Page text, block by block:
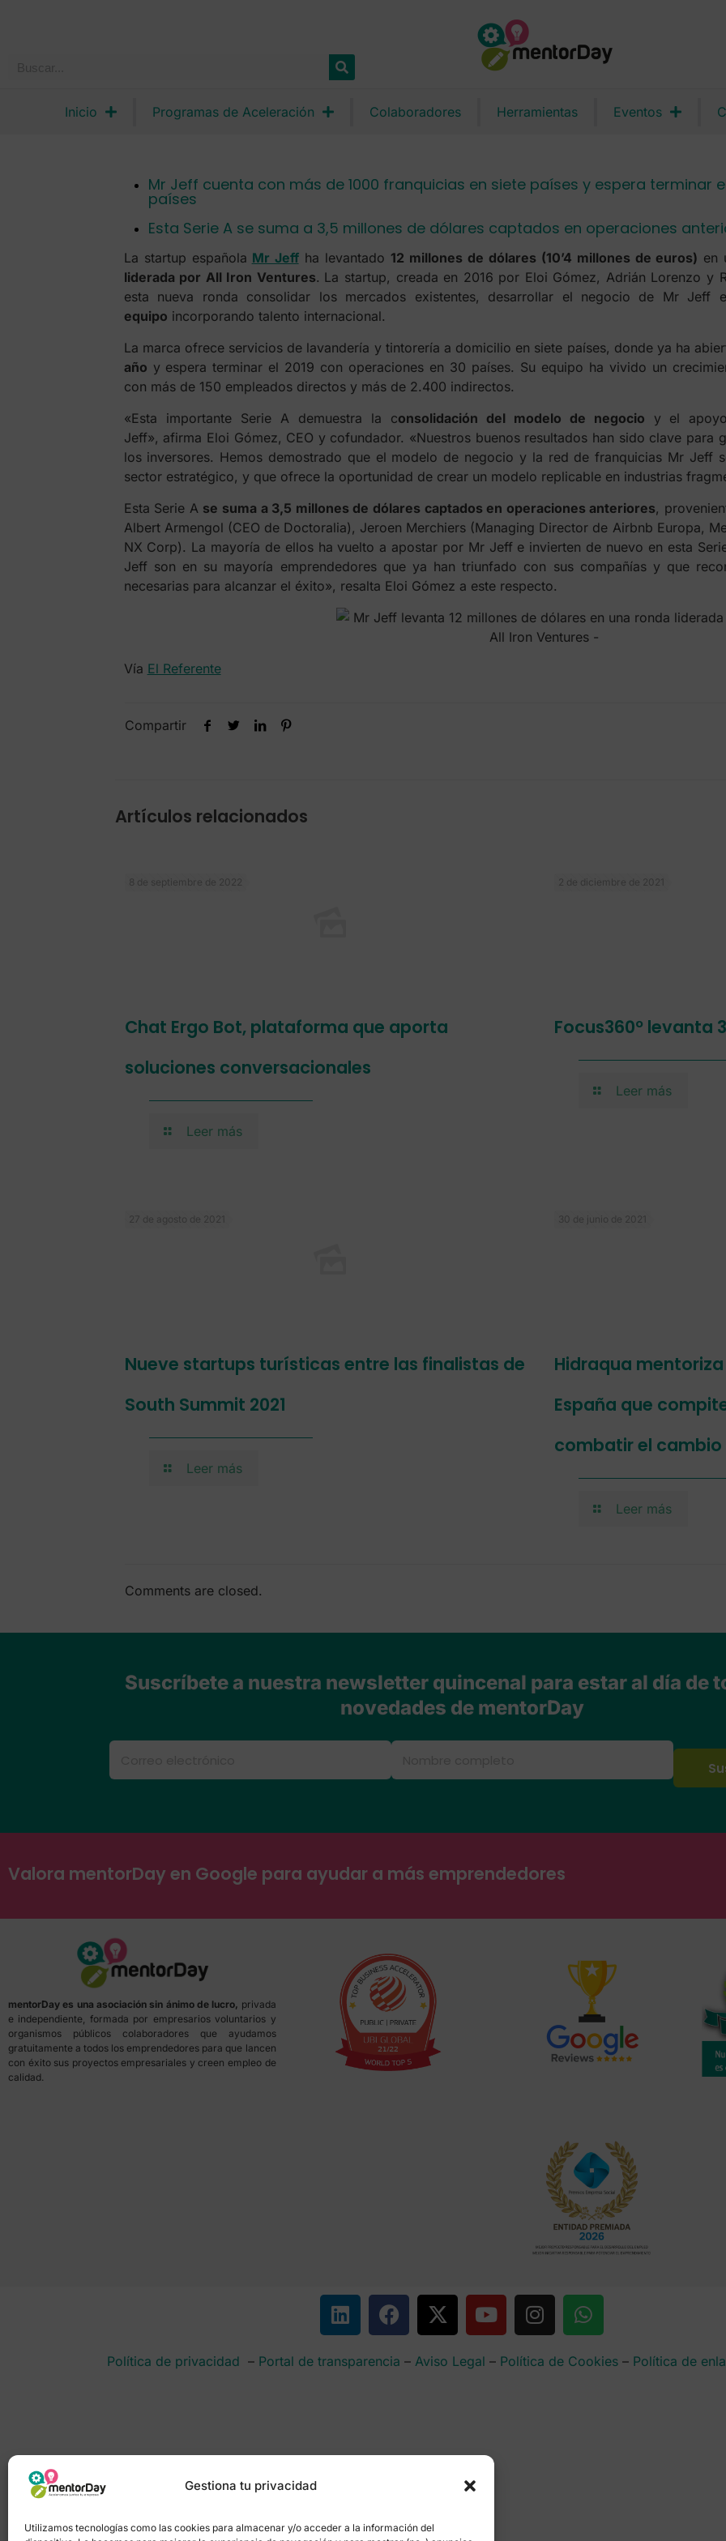
Gestiona tu privacidad
Utilizamos tecnologías como las cookies para almacenar y/o acceder a la información del
Inicio Programas de Aceleración Colaboradores Herramientas Eventos
Mr Jeff cuenta con más de 1000 franquicias en siete países y espera terminar
países
Esta Serie A se suma a 3,5 millones de dólares captados en operaciones
La startup española Mr Jeffha levantado 12 millones de dólares (10’4 millones de euros) en
liderada por All Iron Ventures. La startup, creada en 2016 por Eloi Gómez, Adrián Lorenzo y
esta nueva ronda consolidar los mercados existentes, desarrollar el negocio de Mr Jeff
equipo incorporando talento internacional.
La marca ofrece servicios de lavandería y tintorería a domicilio en siete países, donde ya ha
año y espera terminar el 2019 con operaciones en 30 países. Su equipo ha vivido un
con más de 150 empleados directos y más de 2.400 indirectos.
«Esta importante Serie A demuestra la consolidación del modelo de negocio y el
Jeff», afirma Eloi Gómez, CEO y cofundador. «Nuestros buenos resultados han sido clave para
los inversores. Hemos demostrado que el modelo de negocio y la red de franquicias Mr Jeff
sector estratégico, y que ofrece la oportunidad de crear un modelo replicable en industrias
Esta Serie A se suma a 3,5 millones de dólares captados en operaciones anteriores,
Albert Armengol (CEO de Doctoralia), Jeroen Merchiers (Managing Director de Airbnb Europa,
NX Corp). La mayoría de ellos ha vuelto a apostar por Mr Jeff e invierten de nuevo en esta
Jeff son en su mayoría emprendedores que ya han triunfado con sus compañías y que
necesarias para alcanzar el éxito», resalta Eloi Gómez a este respecto.
Vía El Referente
Compartir
Artículos relacionados
8 de septiembre de 2022
Chat Ergo Bot, plataforma que aporta
soluciones conversacionales
Leer más
2 de diciembre de 2021
Focus360º levanta
Leer más
27 de agosto de 2021
Nueve startups turísticas entre las finalistas de
South Summit 2021
Leer más
30 de junio de 2021
Hidraqua
España que
combatir el
Leer más
Comments are closed.
Suscríbete a nuestra newsletter quincenal para estar al día de
novedades de mentorDay
Valora mentorDay en Google para ayudar a más emprendedores
mentorDay es una asociación sin ánimo de lucro, privada
e independiente, formada por empresarios voluntarios y
organismos públicos colaboradores que ayudamos
gratuitamente a todos los emprendedores para que lancen
con éxito sus proyectos empresariales y creen empleo de
calidad.
Política de privacidad – Portal de transparencia – Aviso Legal – Política de Cookies– Política de